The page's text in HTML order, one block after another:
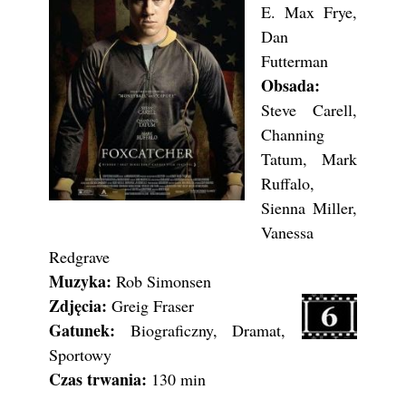
E. Max Frye,
Dan
Futterman
Obsada:
Steve Carell,
Channing
Tatum, Mark
Ruffalo,
Sienna Miller,
Vanessa
Redgrave
Muzyka: Rob Simonsen
Zdjęcia: Greig Fraser
Gatunek: Biograficzny, Dramat,
Sportowy
Czas trwania: 130 min